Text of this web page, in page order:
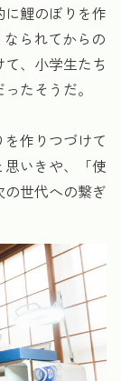
鯉のぼりを作
られてからの
、小学生たち
たそうだ。
作りつづけて
いきや、「使
世代への繋ぎ